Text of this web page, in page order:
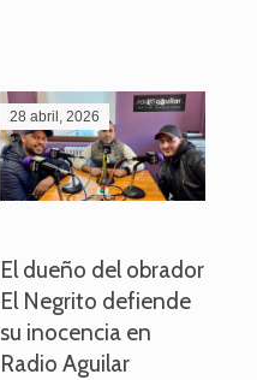
28 abril, 2026
El dueño del obrador
El Negrito defiende
su inocencia en
Radio Aguilar